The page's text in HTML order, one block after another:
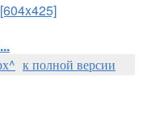
[604x425]
к полной версии